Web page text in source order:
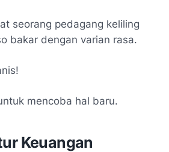
seorang pedagang keliling
bakar dengan varian rasa.
mencoba hal baru.
Keuangan